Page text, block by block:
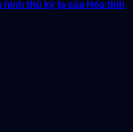
thù kỳ lạ của Hỏa tinh